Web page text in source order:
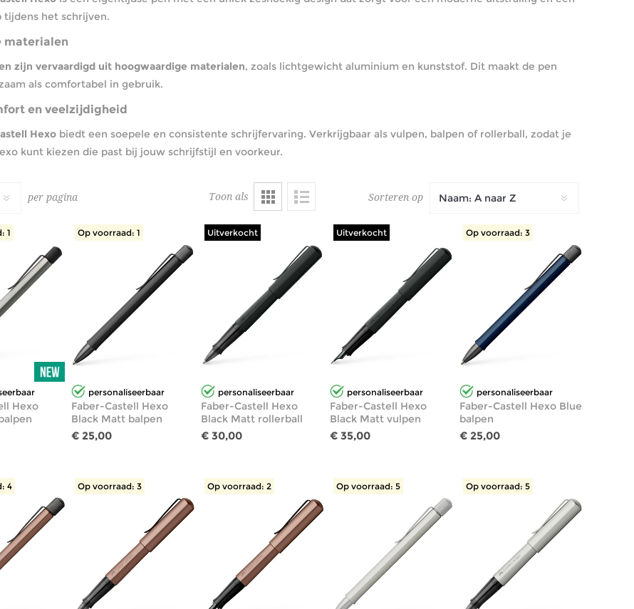
tijdens het schrijven.
materialen
zijn vervaardigd uit hoogwaardige materialen, zoals lichtgewicht aluminium en kunststof. Dit maakt de pen
als comfortabel in gebruik.
en veelzijdigheid
Hexo biedt een soepele en consistente schrijfervaring. Verkrijgbaar als vulpen, balpen of rollerball, zodat je
kunt kiezen die past bij jouw schrijfstijl en voorkeur.
Toon als Sorteren op
per pagina
1
Hexo
personaliseerbaar
Op voorraad: 1
Faber-Castell Hexo
Black Matt balpen
€ 25,00
personaliseerbaar
Uitverkocht
Faber-Castell Hexo
Black Matt rollerball
€ 30,00
personaliseerbaar
Uitverkocht
Faber-Castell Hexo
Black Matt vulpen
€ 35,00
personaliseerbaar
Op voorraad: 3
Faber-Castell Hexo Blue
balpen
€ 25,00
4 Op voorraad: 3 Op voorraad: 2 Op voorraad: 5 Op voorraad: 5